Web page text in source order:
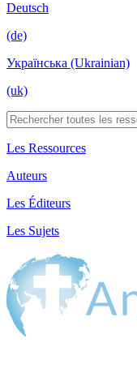
Deutsch
(de)
Українська (Ukrainian)
(uk)
Les Ressources
Auteurs
Les Éditeurs
Les Sujets